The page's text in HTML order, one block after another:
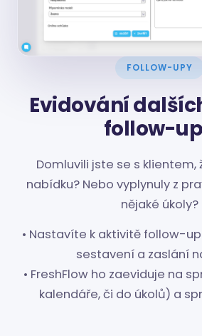
FOLLOW-UPY
Evidování
follow-
Domluvili jste se s
nabídku? Nebo vyplynuly z
nějaké úkoly?
• Nastavíte k aktivitě follow-
sestavení a zaslání
• FreshFlow ho zaeviduje na
kalendáře, či do úkolů) a